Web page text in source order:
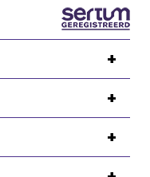
+
+
+